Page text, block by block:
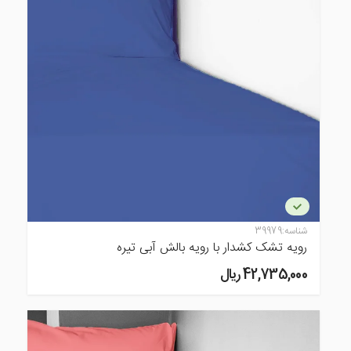
شناسه:39979
رویه تشک کشدار با رویه بالش آبی تیره
42,735,000 ريال